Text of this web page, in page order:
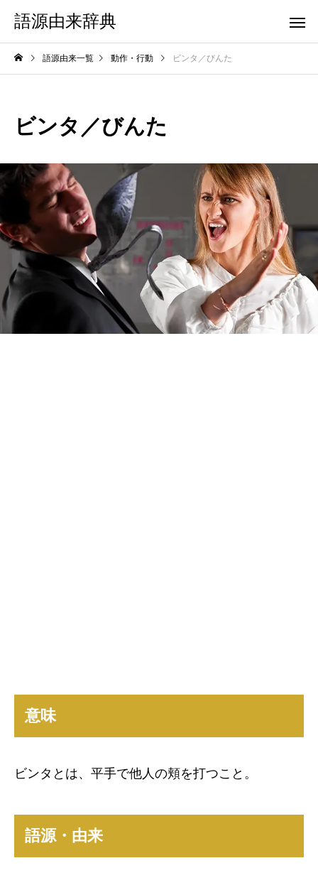
語源由来辞典
語源由来一覧 動作・行動 ビンタ／びんた
ビンタ／びんた
意味
ビンタとは、平手で他人の頬を打つこと。
語源・由来